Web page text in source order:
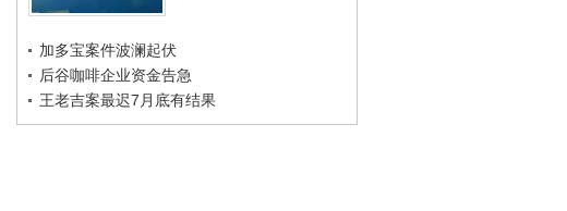
加多宝案件波澜起伏
后谷咖啡企业资金告急
王老吉案最迟7月底有结果